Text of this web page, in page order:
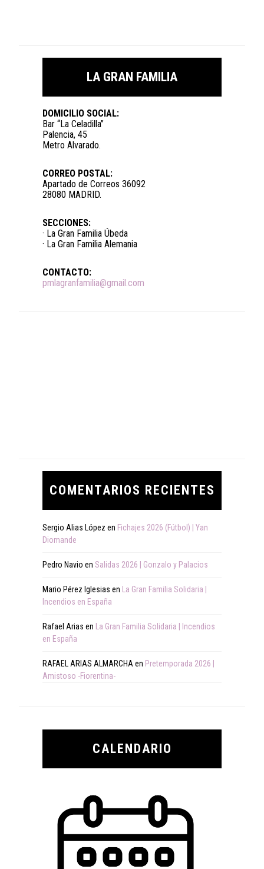
LA GRAN FAMILIA
DOMICILIO SOCIAL:
Bar “La Celadilla”
Palencia, 45
Metro Alvarado.
CORREO POSTAL:
Apartado de Correos 36092
28080 MADRID.
SECCIONES:
· La Gran Familia Úbeda
· La Gran Familia Alemania
CONTACTO:
pmlagranfamilia@gmail.com
COMENTARIOS RECIENTES
Sergio Alias López en Fichajes 2026 (Fútbol) | Yan
Diomande
Pedro Navio en Salidas 2026 | Gonzalo y Palacios
Mario Pérez Iglesias en
La Gran Familia Solidaria |
Incendios en España
Rafael Arias en
La Gran Familia Solidaria | Incendios
en España
RAFAEL ARIAS ALMARCHA en Pretemporada 2026 |
Amistoso -Fiorentina-
CALENDARIO